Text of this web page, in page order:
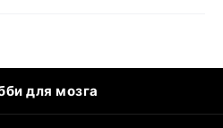
для мозга
в океанариуме